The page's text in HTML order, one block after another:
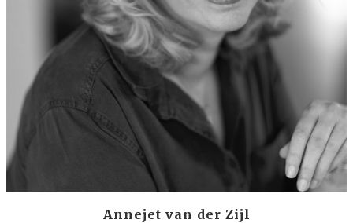
Annejet van der Zijl